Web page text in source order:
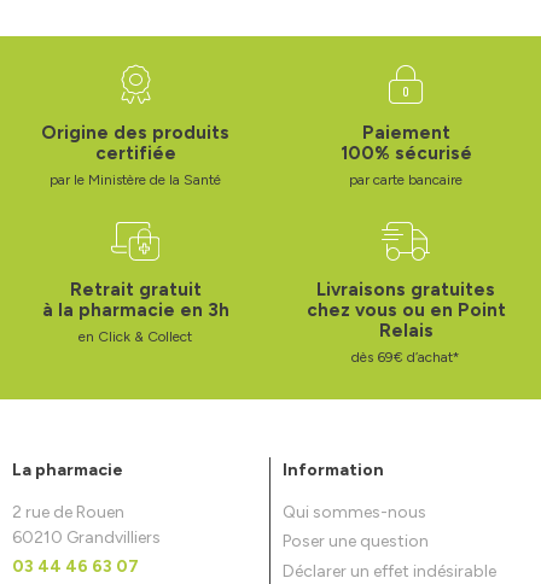
Origine des produits
certifiée
par le Ministère de la Santé
Paiement
100% sécurisé
par carte bancaire
Retrait gratuit
à la pharmacie en 3h
en Click & Collect
Livraisons gratuites
chez vous ou en Point
Relais
dès 69€ d’achat*
La pharmacie
2 rue de Rouen
60210 Grandvilliers
03 44 46 63 07
Information
Qui sommes-nous
Poser une question
Déclarer un effet indésirable